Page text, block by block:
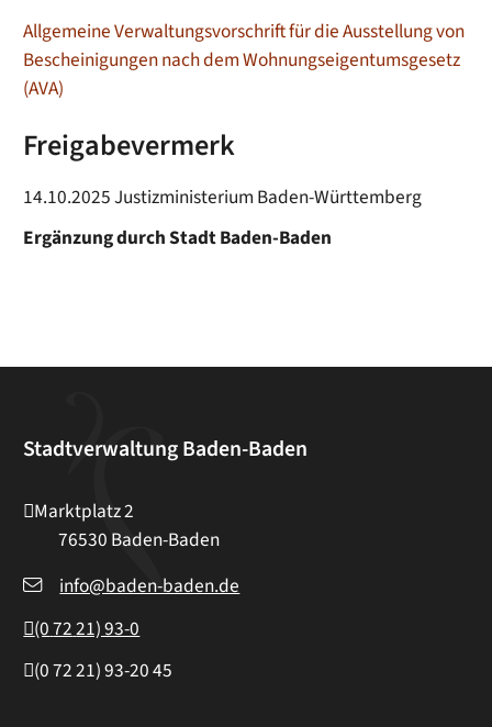
Allgemeine Verwaltungsvorschrift für die Ausstellung von
Bescheinigungen nach dem Wohnungseigentumsgesetz
(AVA)
Freigabevermerk
14.10.2025 Justizministerium Baden-Württemberg
Ergänzung durch Stadt Baden-Baden
Stadtverwaltung Baden-Baden
Marktplatz 2
76530 Baden-Baden
info@baden-baden.de
(07221) 93-0
(07221) 93-2045